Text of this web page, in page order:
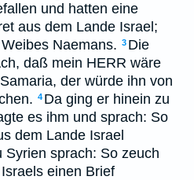
und hatten eine
aus dem Lande Israel;
Naemans. 3 Die
daß mein HERR wäre
der würde ihn von
4 Da ging er hinein zu
es ihm und sprach: So
dem Lande Israel
Syrien sprach: So zeuch
einen Brief